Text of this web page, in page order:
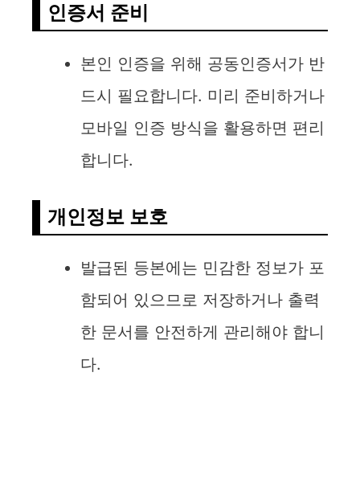
인증서 준비
본인 인증을 위해 공동인증서가 반
드시 필요합니다. 미리 준비하거나
모바일 인증 방식을 활용하면 편리
합니다.
개인정보 보호
발급된 등본에는 민감한 정보가 포
함되어 있으므로 저장하거나 출력
한 문서를 안전하게 관리해야 합니
다.